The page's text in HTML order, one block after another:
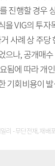
진행할 경우
을 VIG의 투자
사례 상 주당
으나, 공개매
됨에 따라 개
기회비용이
리 - 무단전재, 재배